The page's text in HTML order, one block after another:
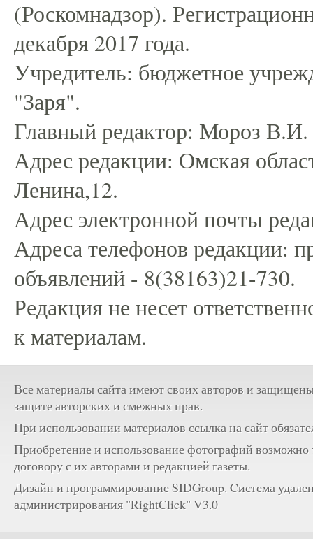
(Роскомнадзор).
декабря 2017 года.
Учредитель: бюджетное
"Заря".
Главный редактор: Мороз В.И.
Адрес редакции: Омская
Ленина,12.
Адрес электронной почты
Адреса телефонов редакции:
объявлений - 8(38163)21-730.
Редакция не несет
к материалам.
Все материалы сайта имеют своих авторов и
защите авторских и смежных прав.
При использовании материалов ссылка на сайт
Приобретение и использование фотографий возможно
договору с их авторами и редакцией газеты.
Дизайн и программирование SIDGroup. Cистема
администрирования "RightClick" V3.0